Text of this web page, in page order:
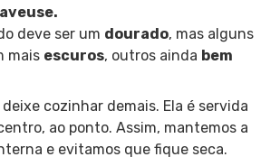
deve ser um dourado, mas alguns
mais escuros, outros ainda bem
cozinhar demais. Ela é servida
ao ponto. Assim, mantemos a
e evitamos que fique seca.